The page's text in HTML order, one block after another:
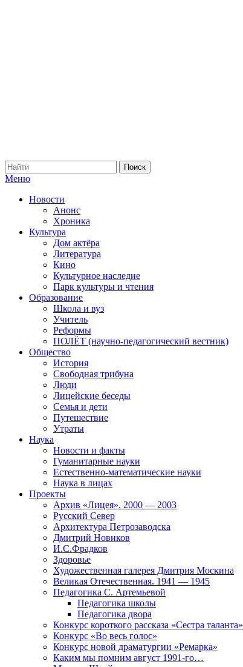
Меню
Новости
Анонс
Хроника
Культура
Дом актёра
Литература
Кино
Культурное наследие
Парк культуры и чтения
Образование
Школа и вуз
Учитель
Реформы
ПОЛЁТ (научно-педагогический вестник)
Общество
История
Свободная трибуна
Люди
Лицейские беседы
Семья и дети
Путешествие
Утраты
Наука
Новости и факты
Гуманитарные науки
Естественно-математические науки
Наука в лицах
Проекты
Архив «Лицея». 2000 — 2003
Русский Север
Архитектура Петрозаводска
Дмитрий Новиков
И.С.Фрадков
Здоровье
Художественная галерея Дмитрия Москина
Великая Отечественная. 1941 — 1945
Педагогика С. Артемьевой
Педагогика школы
Педагогика двора
Конкурс короткого рассказа «Сестра таланта»
Конкурс «Во весь голос»
Конкурс новой драматургии «Ремарка»
Каким мы помним август 1991-го…